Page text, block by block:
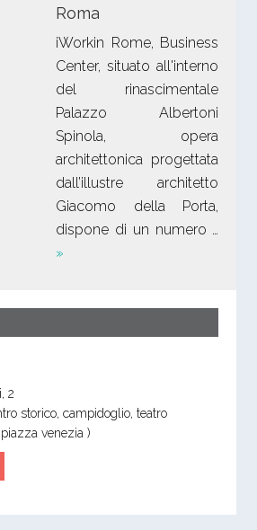
Roma
iWorkin Rome, Business
Center, situato all'interno
del rinascimentale
Palazzo Albertoni
Spinola, opera
architettonica progettata
dall’illustre architetto
Giacomo della Porta,
dispone di un numero …
»
2
storico, campidoglio, teatro
venezia )